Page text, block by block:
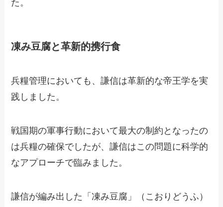
た。
凍み豆腐と革新的携行食
兵糧管理においても、謙信は革新的な帝王学を実
践しました。
戦国期の軍事行動において最大の制約となったの
は兵糧の確保でしたが、謙信はこの問題に科学的
なアプローチで臨みました。
謙信が編み出した「凍み豆腐」（こおりどうふ）